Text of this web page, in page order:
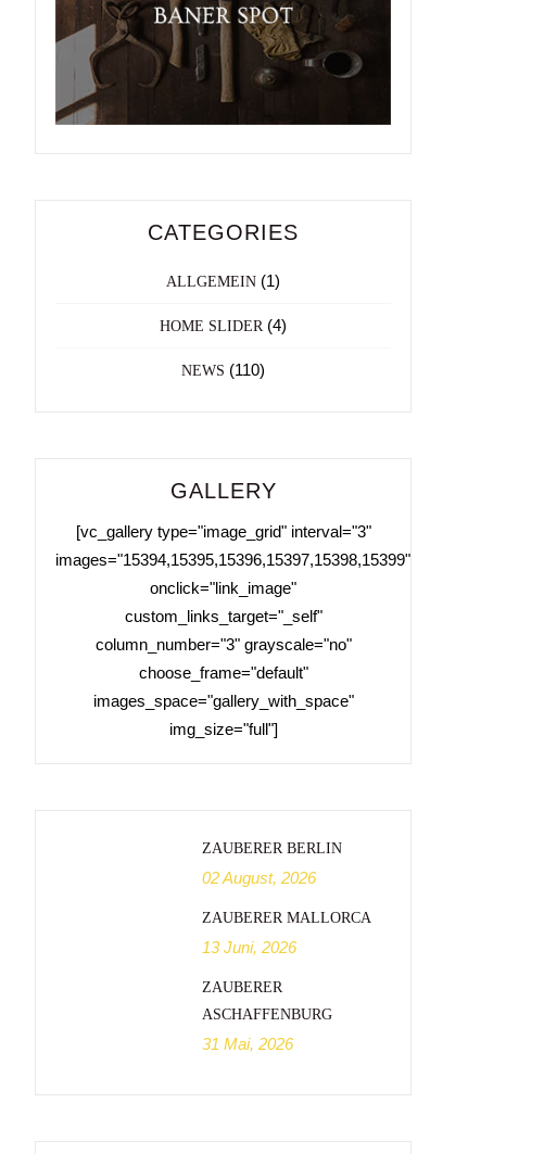
CATEGORIES
ALLGEMEIN (1)
HOME SLIDER (4)
NEWS (110)
GALLERY
[vc_gallery type="image_grid" interval="3"
images="15394,15395,15396,15397,15398,15399"
onclick="link_image"
custom_links_target="_self"
column_number="3" grayscale="no"
choose_frame="default"
images_space="gallery_with_space"
img_size="full"]
ZAUBERER BERLIN
02 August, 2026
ZAUBERER MALLORCA
13 Juni, 2026
ZAUBERER
ASCHAFFENBURG
31 Mai, 2026